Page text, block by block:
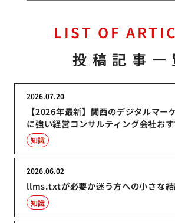
LIST OF
投稿記事一
【2026年最新】関西のデジタルマー
に強い経営コンサルティング会社お
2026.07.20
知識
llms.txtが必要か迷う方への小さな結
2026.06.02
知識